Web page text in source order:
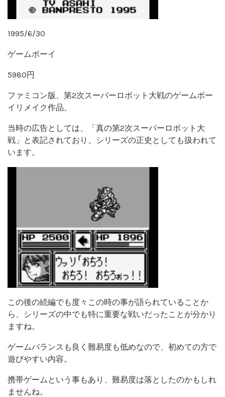
1995/6/30
ゲームボーイ
5980円
ファミコン版、第2次スーパーロボット大戦のゲームボー
イリメイク作品。
当時の広告としては、「真の第2次スーパーロボット大
戦」と表記されており、シリーズの正史としても扱われて
います。
この後の続編でも度々この時の事が語られていることか
ら、シリーズの中でも特に重要な戦いだったことが分かり
ますね。
ゲームバランスも良く難易度も低めなので、初めての方で
遊びやすい内容。
携帯ゲームという事もあり、難易度は落としたのかもしれ
ませんね。